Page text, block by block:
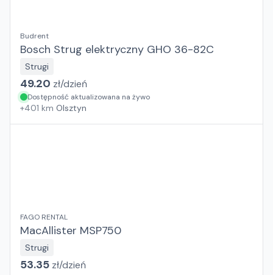
Budrent
Bosch Strug elektryczny GHO 36-82C
Strugi
49.20 zł/dzień
Dostępność aktualizowana na żywo
+401 km Olsztyn
FAGO RENTAL
MacAllister MSP750
Strugi
53.35 zł/dzień